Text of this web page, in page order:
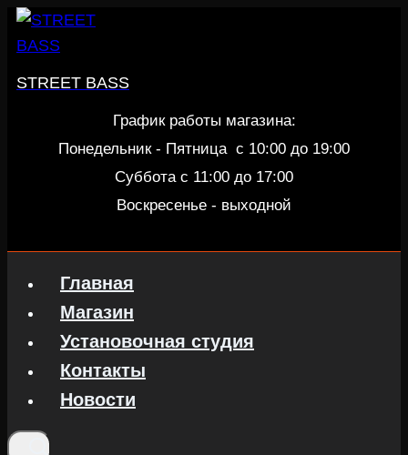
Перейти
STREET BASS
График работы магазина:
Понедельник - Пятница c 10:00 до 19:00
Суббота с 11:00 до 17:00
Воскресенье - выходной
Главная
Магазин
Установочная студия
Контакты
Новости